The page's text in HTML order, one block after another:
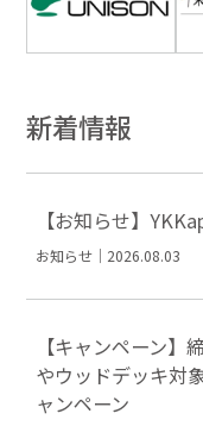
新着情報
【お知らせ】
お知らせ｜2026.08.03
【キャンペーン】
やウッドデッキ対
ャンペーン